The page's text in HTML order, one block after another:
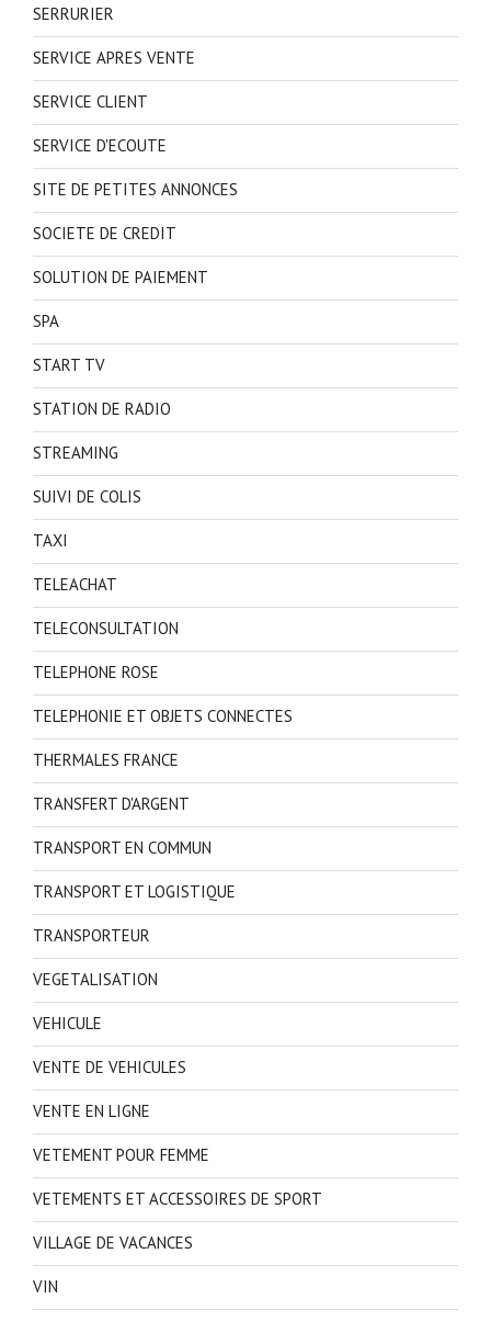
SERRURIER
SERVICE APRES VENTE
SERVICE CLIENT
SERVICE D'ECOUTE
SITE DE PETITES ANNONCES
SOCIETE DE CREDIT
SOLUTION DE PAIEMENT
SPA
START TV
STATION DE RADIO
STREAMING
SUIVI DE COLIS
TAXI
TELEACHAT
TELECONSULTATION
TELEPHONE ROSE
TELEPHONIE ET OBJETS CONNECTES
THERMALES FRANCE
TRANSFERT D'ARGENT
TRANSPORT EN COMMUN
TRANSPORT ET LOGISTIQUE
TRANSPORTEUR
VEGETALISATION
VEHICULE
VENTE DE VEHICULES
VENTE EN LIGNE
VETEMENT POUR FEMME
VETEMENTS ET ACCESSOIRES DE SPORT
VILLAGE DE VACANCES
VIN